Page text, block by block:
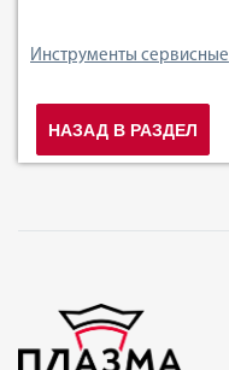
Инструменты сервисные
НАЗАД В РАЗДЕЛ